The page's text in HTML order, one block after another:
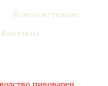
Комплектующие
Контакты